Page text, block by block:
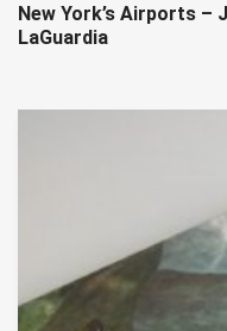
New York’s Airports –
LaGuardia